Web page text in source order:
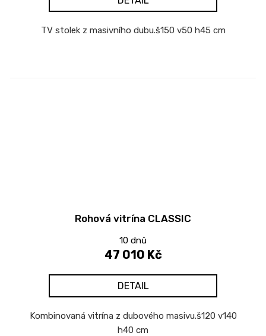
TV stolek z masivního dubu.š150 v50 h45 cm
Rohová vitrína CLASSIC
10 dnů
47 010 Kč
DETAIL
Kombinovaná vitrína z dubového masivu.š120 v140
h40 cm